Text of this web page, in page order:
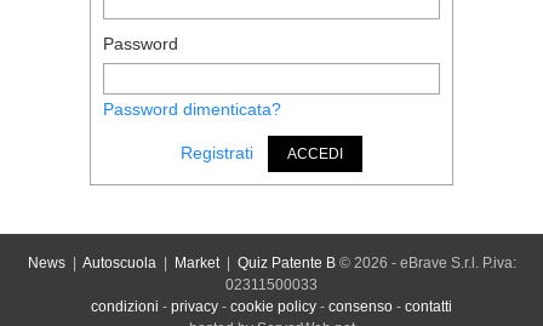
Password
Password dimenticata?
Registrati ACCEDI
News| Autoscuola| Market| Quiz Patente B© 2026 - eBrave S.r.l. P.iva:
02311500033
condizioni - privacy - cookie policy - consenso - contatti